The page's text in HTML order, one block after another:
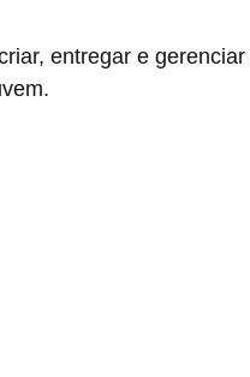
entregar e gerenciar